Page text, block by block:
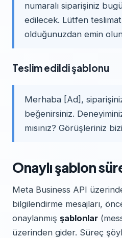
numaralı siparişiniz
edilecek. Lütfen
olduğunuzdan emin
Teslim edildi şablonu
Merhaba [Ad],
beğenirsiniz.
mısınız? Görüşleriniz
Onaylı şablon
Meta Business API
bilgilendirme mesajları,
onaylanmış şablonlar
üzerinden gider. Süreç